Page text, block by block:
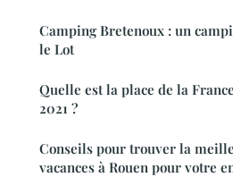
Camping Bretenoux : un
le Lot
Quelle est la place de la
2021 ?
Conseils pour trouver la
vacances à Rouen pour votre